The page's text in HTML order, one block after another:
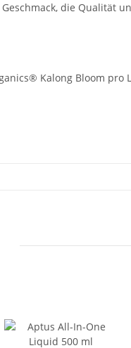
die Qualität
Kalong Bloom pro